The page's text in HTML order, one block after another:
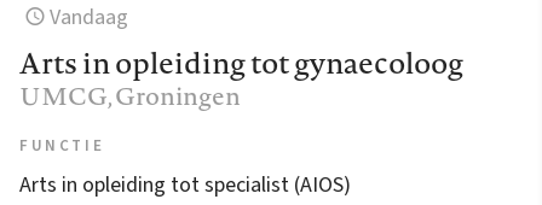
Vandaag
Arts in opleiding tot gynaecoloog
UMCG, Groningen
FUNCTIE
Arts in opleiding tot specialist (AIOS)